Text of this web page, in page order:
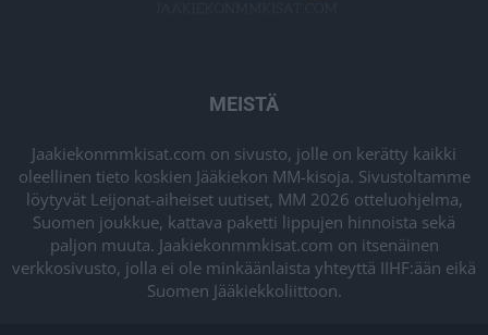
MEISTÄ
Jaakiekonmmkisat.com on sivusto, jolle on kerätty kaikki
oleellinen tieto koskien Jääkiekon MM-kisoja. Sivustoltamme
löytyvät Leijonat-aiheiset uutiset, MM 2026 otteluohjelma,
Suomen joukkue, kattava paketti lippujen hinnoista sekä
paljon muuta. Jaakiekonmmkisat.com on itsenäinen
verkkosivusto, jolla ei ole minkäänlaista yhteyttä IIHF:ään eikä
Suomen Jääkiekkoliittoon.